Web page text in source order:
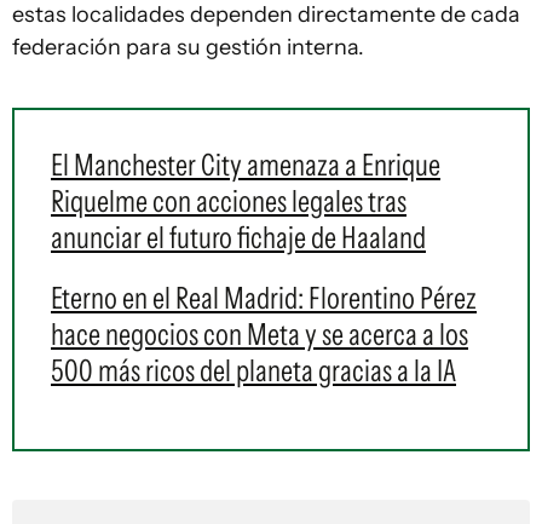
estas localidades dependen directamente de cada
federación para su gestión interna.
El Manchester City amenaza a Enrique
Riquelme con acciones legales tras
anunciar el futuro fichaje de Haaland
Eterno en el Real Madrid: Florentino Pérez
hace negocios con Meta y se acerca a los
500 más ricos del planeta gracias a la IA